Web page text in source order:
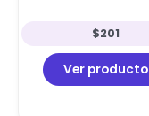
$201
Ver producto